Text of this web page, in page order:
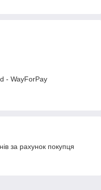
- WayForPay
за рахунок покупця